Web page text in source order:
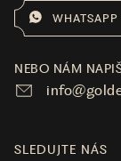
WHATSAPP
NEBO NÁM
SLEDUJTE NÁS